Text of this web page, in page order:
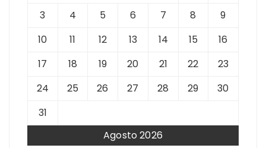
Agosto 2026
3
4 5 6 7 8
9
10
11 12 13 14 15
16
17
18 19 20 21 22
23
24
25 26 27 28 29
30
31